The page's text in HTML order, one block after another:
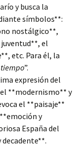
y busca la
símbolos**:
nostálgico**,
el
etc. Para él, la
”.
expresión del
**modernismo** y
el **paisaje**
y
España del
decadente**.